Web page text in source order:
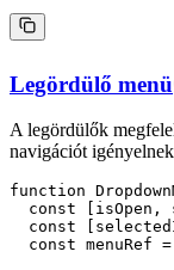
Legördülő menü
A legördülők
navigációt
function
  const
isOpen ,
  const
  const
menuRef =